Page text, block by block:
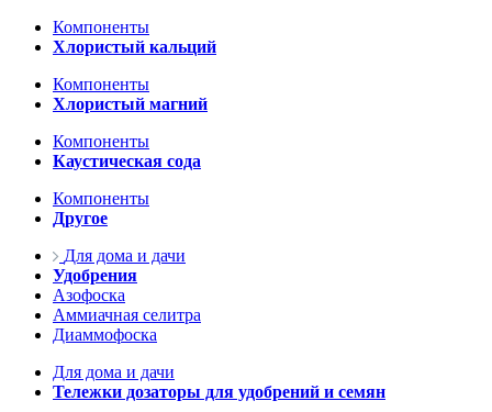
Компоненты
Хлористый кальций
Компоненты
Хлористый магний
Компоненты
Каустическая сода
Компоненты
Другое
Для дома и дачи
Удобрения
Азофоска
Аммиачная селитра
Диаммофоска
Для дома и дачи
Тележки дозаторы для удобрений и семян